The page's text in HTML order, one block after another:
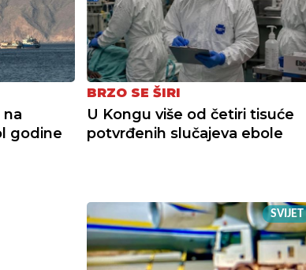
na
godine
BRZO SE ŠIRI
U Kongu više od četiri tisuće
potvrđenih slučajeva ebole
SVIJET